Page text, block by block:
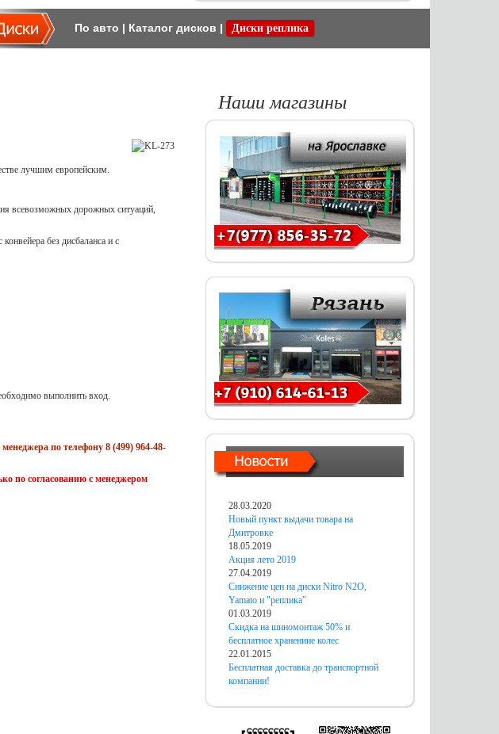
По авто | Каталог дисков | Диски реплика
лучшим европейским.
всевозможных дорожных ситуаций,
без дисбаланса и с
выполнить вход.
по телефону 8 (499) 964-48-
по согласованию с менеджером
Наши магазины
28.03.2020
Новый пункт выдачи товара на
Дмитровке
18.05.2019
Акция лето 2019
27.04.2019
Снижение цен на диски Nitro N2O,
Yamato и "реплика"
01.03.2019
Скидка на шиномонтаж 50% и
бесплатное хранениие колес
22.01.2015
Бесплатная доставка до транспортной
компании!